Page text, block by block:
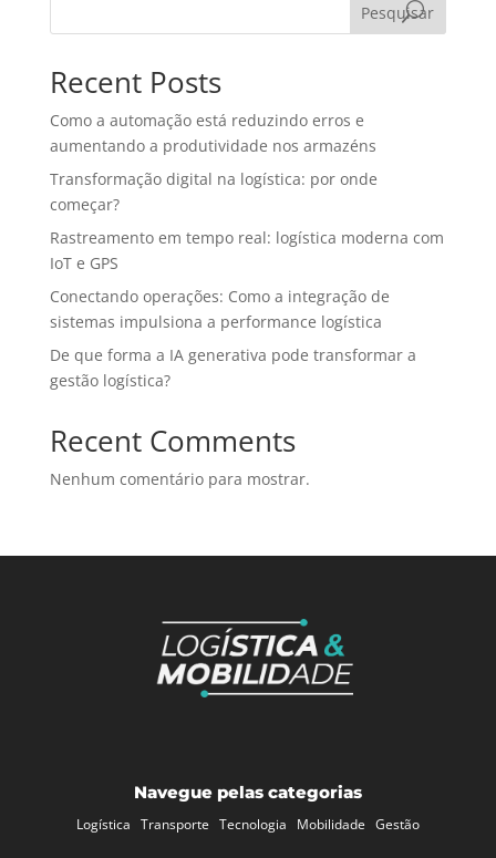
Pesquisar
Recent Posts
Como a automação está reduzindo erros e
aumentando a produtividade nos armazéns
Transformação digital na logística: por onde
começar?
Rastreamento em tempo real: logística moderna com
IoT e GPS
Conectando operações: Como a integração de
sistemas impulsiona a performance logística
De que forma a IA generativa pode transformar a
gestão logística?
Recent Comments
Nenhum comentário para mostrar.
Navegue pelas categorias
Logística Transporte Tecnologia Mobilidade Gestão